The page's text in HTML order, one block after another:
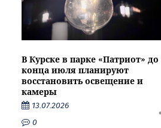
В Курске в парке «Патриот» до
конца июля планируют
восстановить освещение и
камеры
13.07.2026
0